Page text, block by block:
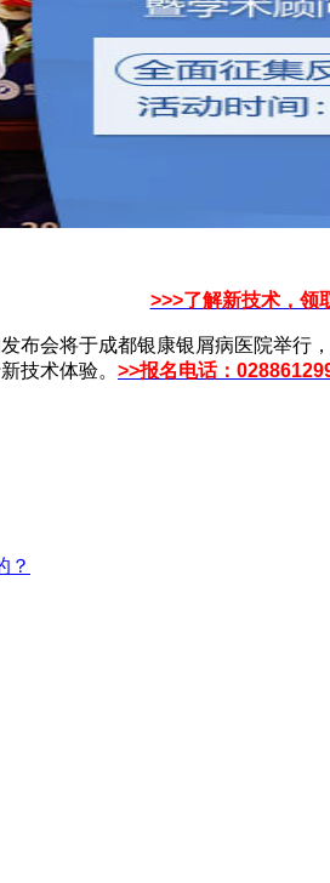
>>>了解新技术，领
会将于成都银康银屑病医院举行
技术体验。 >>报名电话：
？